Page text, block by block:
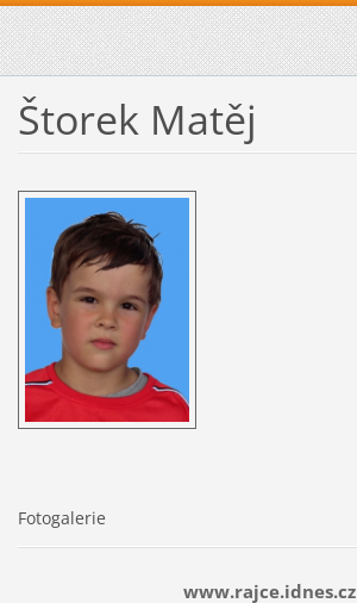
Štorek Matěj
Fotogalerie
www.rajce.idnes.cz